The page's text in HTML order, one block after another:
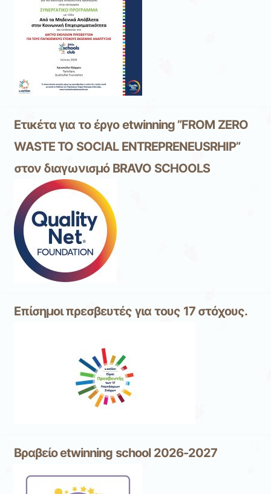
Ετικέτα για το έργο etwinning ”FROM ZERO
WASTE TO SOCIAL ENTREPRENEUSRHIP”
στον διαγωνισμό BRAVO SCHOOLS
Επίσημοι πρεσβευτές για τους 17 στόχους.
Βραβείο etwinning school 2026-2027